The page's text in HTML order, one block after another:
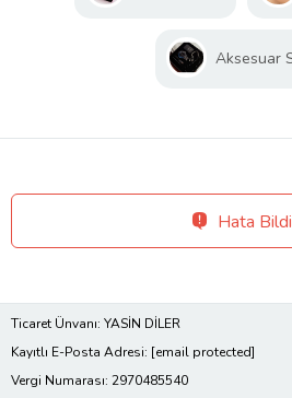
Aksesuar
Hata
Ticaret Ünvanı: YASİN DİLER
Kayıtlı E-Posta Adresi: [email protected]
Vergi Numarası: 2970485540